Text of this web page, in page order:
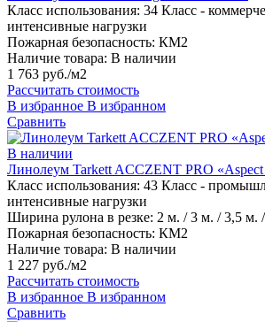
Класс использования: 34 Класс -
интенсивные нагрузки
Пожарная безопасность: КМ2
Наличие товара: В наличии
1 763 руб./м2
Рассчитать стоимость
В избранное В избранном
Сравнить
В наличии
Линолеум Tarkett ACCZENT PRO «Aspect
Класс использования: 43 Класс -
интенсивные нагрузки
Ширина рулона в резке: 2 м. / 3 м. / 3,5 м.
Пожарная безопасность: КМ2
Наличие товара: В наличии
1 227 руб./м2
Рассчитать стоимость
В избранное В избранном
Сравнить